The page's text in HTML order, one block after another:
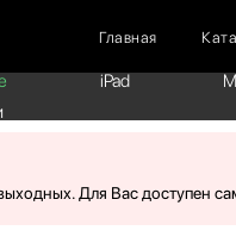
Главная
iPad
Для Вас доступен